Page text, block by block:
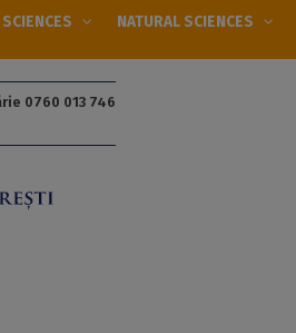
NATURAL SCIENCES
0760 013 746